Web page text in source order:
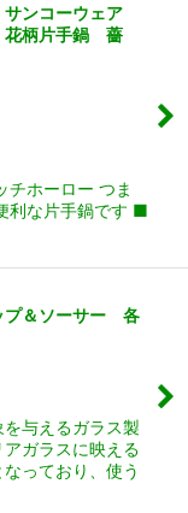
サンコーウェア
花柄片手鍋 薔
チホーロー つま
利な片手鍋です ■
プ＆ソーサー 各
与えるガラス製
ガラスに映える
っており、使う